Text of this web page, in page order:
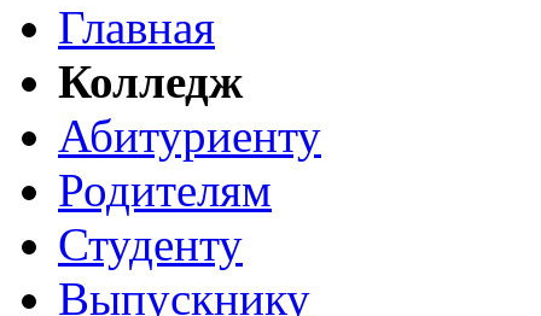
Главная
Колледж
Абитуриенту
Родителям
Студенту
Выпускнику